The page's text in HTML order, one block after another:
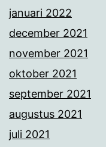
januari 2022
december 2021
november 2021
oktober 2021
september 2021
augustus 2021
juli 2021